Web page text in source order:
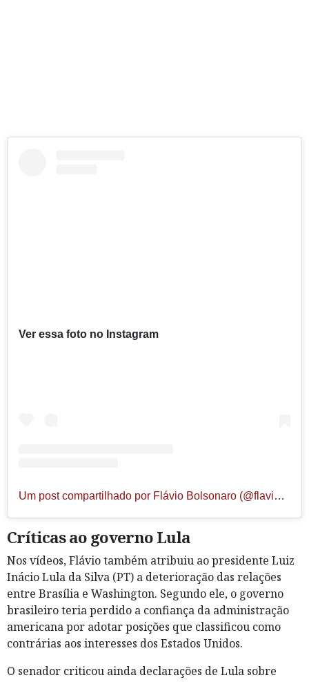
Ver essa foto no Instagram
Um post compartilhado por Flávio Bolsonaro (@flaviobolsonaro)
Críticas ao governo Lula
Nos vídeos, Flávio também atribuiu ao presidente Luiz
Inácio Lula da Silva (PT) a deterioração das relações
entre Brasília e Washington. Segundo ele, o governo
brasileiro teria perdido a confiança da administração
americana por adotar posições que classificou como
contrárias aos interesses dos Estados Unidos.
O senador criticou ainda declarações de Lula sobre